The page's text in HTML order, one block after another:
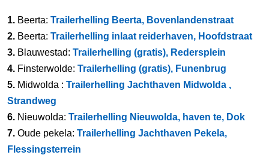
1. Beerta: Trailerhelling Beerta, Bovenlandenstraat
2. Beerta: Trailerhelling inlaat reiderhaven, Hoofdstraat
3. Blauwestad: Trailerhelling (gratis), Redersplein
4. Finsterwolde: Trailerhelling (gratis), Funenbrug
5. Midwolda : Trailerhelling Jachthaven Midwolda ,
Strandweg
6. Nieuwolda: Trailerhelling Nieuwolda, haven te, Dok
7. Oude pekela: Trailerhelling Jachthaven Pekela,
Flessingsterrein